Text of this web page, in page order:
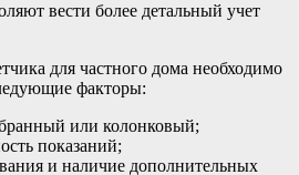
вести более детальный учет
для частного дома необходимо
факторы:
или колонковый;
показаний;
и наличие дополнительных